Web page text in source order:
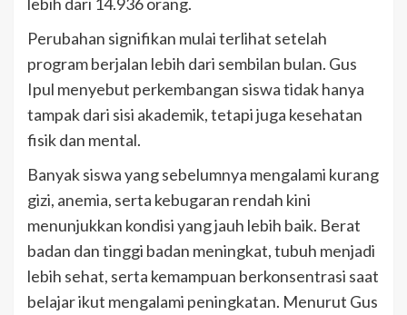
Perubahan signifikan mulai terlihat setelah
program berjalan lebih dari sembilan bulan. Gus
Ipul menyebut perkembangan siswa tidak hanya
tampak dari sisi akademik, tetapi juga kesehatan
fisik dan mental.
Banyak siswa yang sebelumnya mengalami kurang
gizi, anemia, serta kebugaran rendah kini
menunjukkan kondisi yang jauh lebih baik. Berat
badan dan tinggi badan meningkat, tubuh menjadi
lebih sehat, serta kemampuan berkonsentrasi saat
belajar ikut mengalami peningkatan. Menurut Gus